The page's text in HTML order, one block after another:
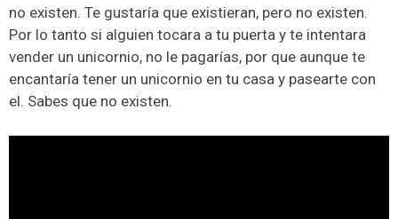
no existen. Te gustaría que existieran, pero no existen.
Por lo tanto si alguien tocara a tu puerta y te intentara
vender un unicornio, no le pagarías, por que aunque te
encantaría tener un unicornio en tu casa y pasearte con
el. Sabes que no existen.